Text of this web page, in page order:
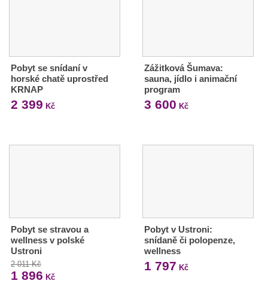
Pobyt se snídaní v
horské chatě uprostřed
KRNAP
2 399 Kč
Zážitková Šumava:
sauna, jídlo i animační
program
3 600 Kč
Pobyt se stravou a
wellness v polské
Ustroni
2 011 Kč
1 896 Kč
Pobyt v Ustroni:
snídaně či polopenze,
wellness
1 797 Kč